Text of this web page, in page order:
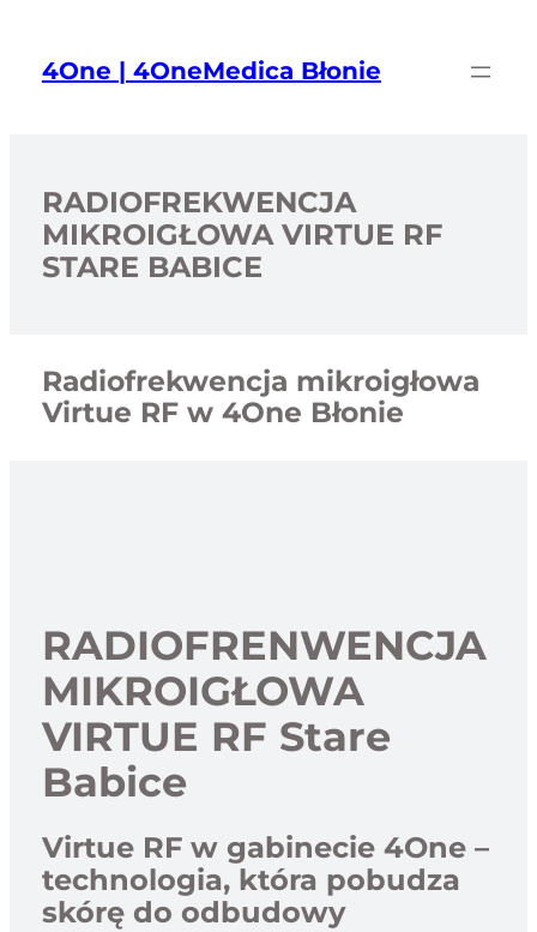
treści4One | 4OneMedica Błonie
RADIOFREKWENCJA
MIKROIGŁOWA VIRTUE RF
STARE BABICE
Radiofrekwencja mikroigłowa
Virtue RF w 4One Błonie
RADIOFRENWENCJA
MIKROIGŁOWA
VIRTUE RF Stare
Babice
Virtue RF w gabinecie 4One –
technologia, która pobudza
skórę do odbudowy